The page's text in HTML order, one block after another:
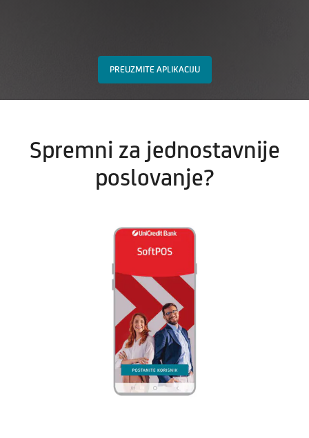
PREUZMITE APLIKACIJU
Spremni za jednostavnije
poslovanje?